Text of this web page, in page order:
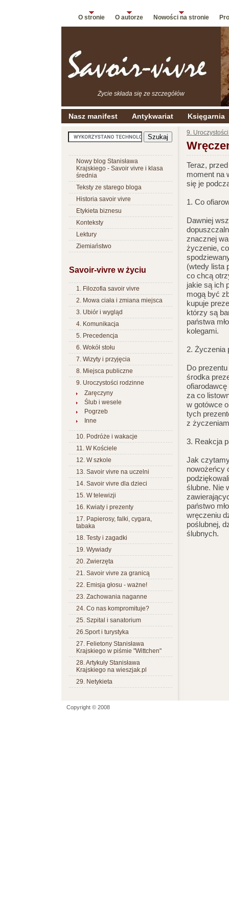
O stronie O autorze Nowości na stronie
Życie składa się ze szczegółów
9.
Nasz manifest Antykwariat Księgarnia
Nowy blog Stanisława
Krajskiego - Savoir vivre i klasa
średnia
Teksty ze starego bloga
Historia savoir vivre
Etykieta biznesu
Konteksty
Lektury
Ziemiaństwo
Savoir-vivre w życiu
1. Filozofia savoir vivre
2. Mowa ciała i zmiana miejsca
3. Ubiór i wygląd
4. Komunikacja
5. Precedencja
6. Wokół stołu
7. Wizyty i przyjęcia
8. Miejsca publiczne
9. Uroczystości rodzinne
Zaręczyny
Ślub i wesele
Pogrzeb
Inne
10. Podróże i wakacje
11. W Kościele
12. W szkole
13. Savoir vivre na uczelni
14. Savoir vivre dla dzieci
15. W telewizji
16. Kwiaty i prezenty
17. Papierosy, falki, cygara,
tabaka
18. Testy i zagadki
19. Wywiady
20. Zwierzęta
21. Savoir vivre za granicą
22. Emisja głosu - ważne!
23. Zachowania naganne
24. Co nas kompromituje?
25. Szpital i sanatorium
26.Sport i turystyka
27. Felietony Stanisława
Krajskiego w piśmie "Wittchen"
28. Artykuły Stanisława
Krajskiego na wieszjak.pl
29. Netykieta
Teraz,
moment na
się je
1. Co
Dawniej
znacznej
życzenie,
(wtedy lista
co chcą
jakie są ich
mogą być
kupuje
którzy są
państwa
kolegami.
2. Życzenia
Do
środka
za co
w gotówce
tych
z
3. Reakcja
Jak
nowożeńcy
ślubne. Nie
państwo
wręczeniu
poślubnej,
ślubnych.
Copyright © 2008